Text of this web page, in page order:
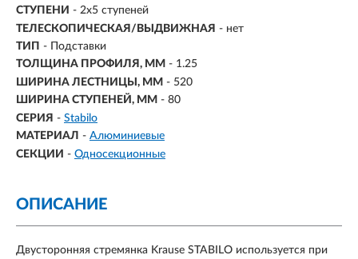
СТУПЕНИ - 2х5 ступеней
ТЕЛЕСКОПИЧЕСКАЯ/ВЫДВИЖНАЯ - нет
ТИП - Подставки
ТОЛЩИНА ПРОФИЛЯ, ММ - 1.25
ШИРИНА ЛЕСТНИЦЫ, ММ - 520
ШИРИНА СТУПЕНЕЙ, ММ - 80
СЕРИЯ - Stabilo
МАТЕРИАЛ - Алюминиевые
СЕКЦИИ - Односекционные
ОПИСАНИЕ
Двусторонняя стремянка Krause STABILO используется при